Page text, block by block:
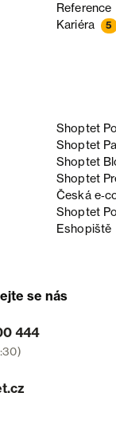
Reference
Kariéra 5
Shoptet
Shoptet
Shoptet
Shoptet
Česká
Shoptet
Eshopiště
se nás
444